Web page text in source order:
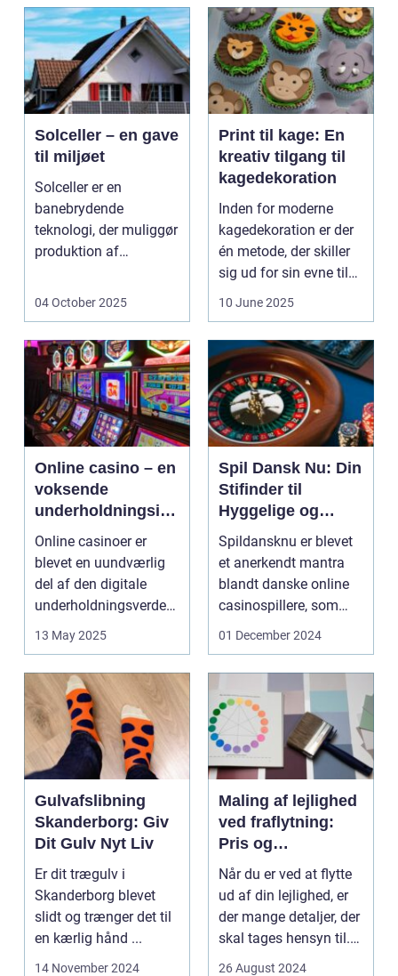
Solceller – en gave
til miljøet
Solceller er en
banebrydende
teknologi, der muliggør
produktion af
udnytt...
04 October 2025
Print til kage: En
kreativ tilgang til
kagedekoration
Inden for moderne
kagedekoration er der
én metode, der skiller
sig ud for sin evne til
at bri...
10 June 2025
Online casino – en
voksende
underholdningsind
ustri
Online casinoer er
blevet en uundværlig
del af den digitale
underholdningsverden.
Med den stad...
13 May 2025
Spil Dansk Nu: Din
Stifinder til
Hyggelige og
Underholdende
Online Casinoer
Spildansknu er blevet
et anerkendt mantra
blandt danske online
casinospillere, som
søger unde...
01 December 2024
Gulvafslibning
Skanderborg: Giv
Dit Gulv Nyt Liv
Er dit trægulv i
Skanderborg blevet
slidt og trænger det til
en kærlig hånd ...
14 November 2024
Maling af lejlighed
ved fraflytning:
Pris og
overvejelser
Når du er ved at flytte
ud af din lejlighed, er
der mange detaljer, der
skal tages hensyn til.
En af...
26 August 2024